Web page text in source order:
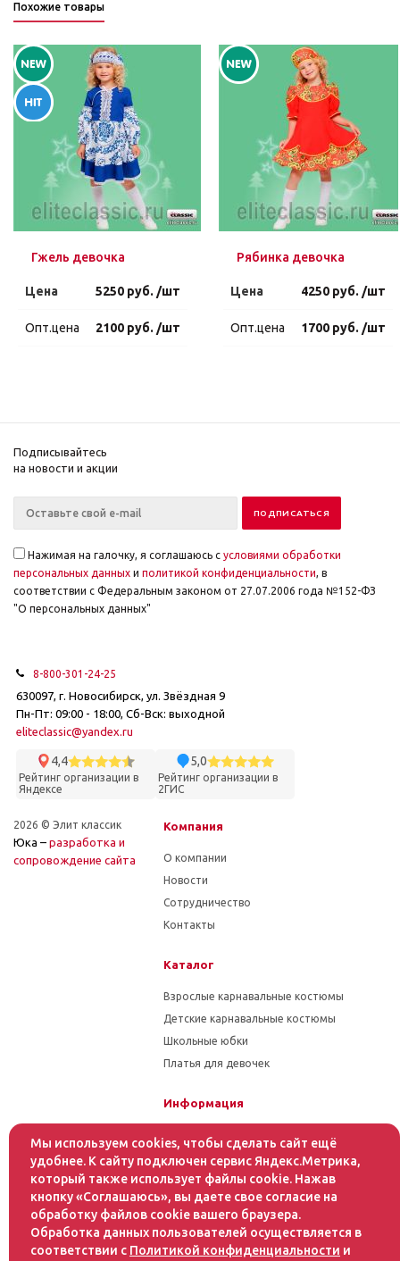
Похожие товары
Гжель девочка
Цена 5250 руб. /шт
Опт.цена 2100 руб. /шт
Рябинка девочка
Цена 4250 руб. /шт
Опт.цена 1700 руб. /шт
Подписывайтесь
на новости и акции
Нажимая на галочку, я соглашаюсь с условиями обработки
персональных данных и политикой конфиденциальности, в
соответствии с Федеральным законом от 27.07.2006 года №152-ФЗ
"О персональных данных"
8-800-301-24-25
630097, г. Новосибирск, ул. Звёздная 9
Пн-Пт: 09:00 - 18:00, Сб-Вск: выходной
eliteclassic@yandex.ru
4,4
Рейтинг организации в
Яндексе
5,0
Рейтинг организации в
2ГИС
2026 © Элит классик
Юка – разработка и
cопровождение сайта
Компания
О компании
Новости
Сотрудничество
Контакты
Каталог
Взрослые карнавальные костюмы
Детские карнавальные костюмы
Школьные юбки
Платья для девочек
Информация
Гарантия на товар
Условия оплаты
Условия доставки
Помощь
Статьи
Мы используем cookies, чтобы сделать сайт ещё
удобнее. К сайту подключен сервис Яндекс.Метрика,
который также использует файлы cookie. Нажав
кнопку «Соглашаюсь», вы даете свое согласие на
обработку файлов cookie вашего браузера.
Обработка данных пользователей осуществляется в
соответствии с Политикой конфиденциальности и